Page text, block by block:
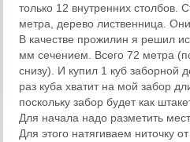
только 12 внутренних столбов.
метра, дерево лиственница.
В качестве прожилин я решил
мм сечением. Всего 72 метра
снизу). И купил 1 куб заборной
раз куба хватит на мой забор
поскольку забор будет как
Для начала надо разметить
Для этого натягиваем ниточку